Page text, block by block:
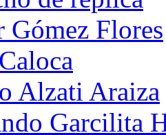
Gómez Flores
Alzati Araiza
Garcilita